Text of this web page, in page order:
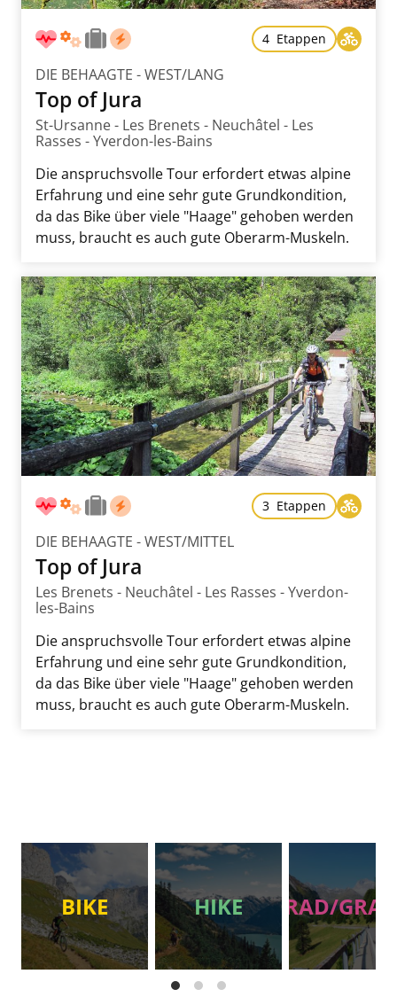
4 Etappen
DIE BEHAAGTE - WEST/LANG
Top of Jura
St-Ursanne - Les Brenets - Neuchâtel - Les
Rasses - Yverdon-les-Bains
Die anspruchsvolle Tour erfordert etwas alpine
Erfahrung und eine sehr gute Grundkondition,
da das Bike über viele "Haage" gehoben werden
muss, braucht es auch gute Oberarm-Muskeln.
3 Etappen
DIE BEHAAGTE - WEST/MITTEL
Top of Jura
Les Brenets - Neuchâtel - Les Rasses - Yverdon-
les-Bains
Die anspruchsvolle Tour erfordert etwas alpine
Erfahrung und eine sehr gute Grundkondition,
da das Bike über viele "Haage" gehoben werden
muss, braucht es auch gute Oberarm-Muskeln.
BIKE HIKE RAD/